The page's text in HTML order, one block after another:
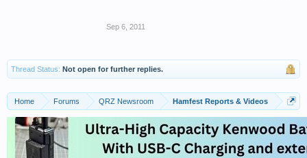
Sep 6, 2011
Thread Status: Not open for further replies.
Home Forums QRZ Newsroom Hamfest Reports & Videos